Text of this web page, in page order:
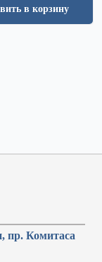
в корзину
пр. Комитаса